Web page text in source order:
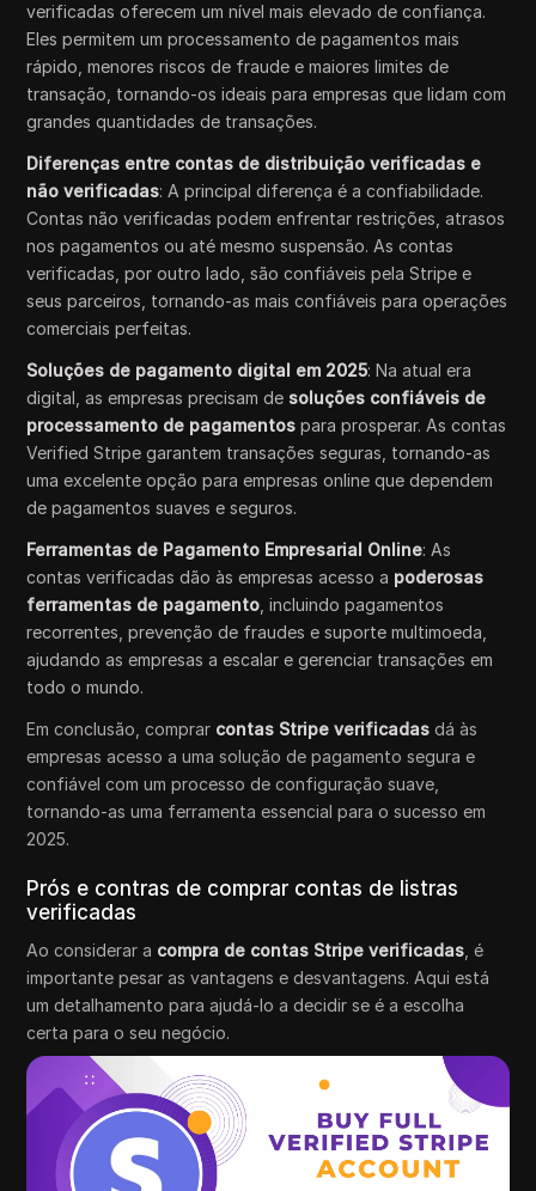
verificadas oferecem um nível mais elevado de confiança.
Eles permitem um processamento de pagamentos mais
rápido, menores riscos de fraude e maiores limites de
transação, tornando-os ideais para empresas que lidam com
grandes quantidades de transações.
Diferenças entre contas de distribuição verificadas e
não verificadas: A principal diferença é a confiabilidade.
Contas não verificadas podem enfrentar restrições, atrasos
nos pagamentos ou até mesmo suspensão. As contas
verificadas, por outro lado, são confiáveis pela Stripe e
seus parceiros, tornando-as mais confiáveis para operações
comerciais perfeitas.
Soluções de pagamento digital em 2025: Na atual era
digital, as empresas precisam de soluções confiáveis de
processamento de pagamentos para prosperar. As contas
Verified Stripe garantem transações seguras, tornando-as
uma excelente opção para empresas online que dependem
de pagamentos suaves e seguros.
Ferramentas de Pagamento Empresarial Online: As
contas verificadas dão às empresas acesso a poderosas
ferramentas de pagamento , incluindo pagamentos
recorrentes, prevenção de fraudes e suporte multimoeda,
ajudando as empresas a escalar e gerenciar transações em
todo o mundo.
Em conclusão, comprar contas Stripe verificadas dá às
empresas acesso a uma solução de pagamento segura e
confiável com um processo de configuração suave,
tornando-as uma ferramenta essencial para o sucesso em
2025.
Prós e contras de comprar contas de listras
verificadas
Ao considerar a compra de contas Stripe verificadas , é
importante pesar as vantagens e desvantagens. Aqui está
um detalhamento para ajudá-lo a decidir se é a escolha
certa para o seu negócio.